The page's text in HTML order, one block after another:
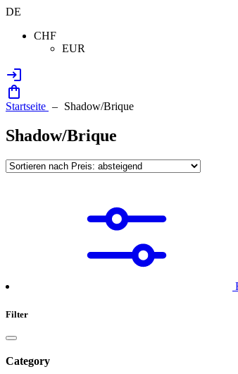
DE
CHF
EUR
Startseite Shadow/Brique
Shadow/Brique
Filter
Category